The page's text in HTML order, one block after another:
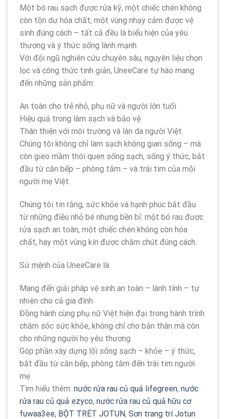
Một bó rau sạch được rửa kỹ, một chiếc chén không
còn tồn dư hóa chất, một vùng nhạy cảm được vệ
sinh đúng cách – tất cả đều là biểu hiện của yêu
thương và ý thức sống lành mạnh.
Với đội ngũ nghiên cứu chuyên sâu, nguyên liệu chọn
lọc và công thức tinh giản, UneeCare tự hào mang
đến những sản phẩm:
An toàn cho trẻ nhỏ, phụ nữ và người lớn tuổi
Hiệu quả trong làm sạch và bảo vệ
Thân thiện với môi trường và làn da người Việt
Chúng tôi không chỉ làm sạch không gian sống – mà
còn gieo mầm thói quen sống sạch, sống ý thức, bắt
đầu từ căn bếp – phòng tắm – và trái tim của mỗi
người mẹ Việt.
Chúng tôi tin rằng, sức khỏe và hạnh phúc bắt đầu
từ những điều nhỏ bé nhưng bền bỉ: một bó rau được
rửa sạch an toàn, một chiếc chén không còn hóa
chất, hay một vùng kín được chăm chút đúng cách.
Sứ mệnh của UneeCare là:
Mang đến giải pháp vệ sinh an toàn – lành tính – tự
nhiên cho cả gia đình
Đồng hành cùng phụ nữ Việt hiện đại trong hành trình
chăm sóc sức khỏe, không chỉ cho bản thân mà còn
cho những người họ yêu thương
Góp phần xây dựng lối sống sạch – khỏe – ý thức,
bắt đầu từ căn bếp, phòng tắm đến trái tim người
mẹ
Tìm hiểu thêm: nước rửa rau củ quả lifegreen, nước
rửa rau củ quả ezyco, nước rửa rau củ quả hữu cơ
fuwaa3ee, BỘT TRÉT JOTUN, Sơn trang trí Jotun